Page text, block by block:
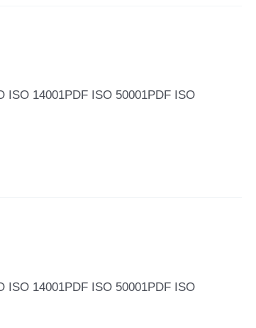
ISO 14001PDF ISO 50001PDF ISO
ISO 14001PDF ISO 50001PDF ISO